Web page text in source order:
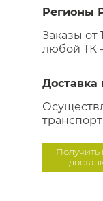
Регионы
Заказы от
любой ТК
Доставка